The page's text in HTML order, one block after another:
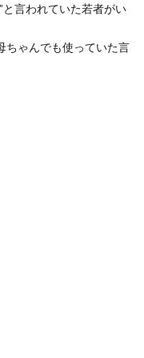
と言われていた若者がい
ちゃんでも使っていた言